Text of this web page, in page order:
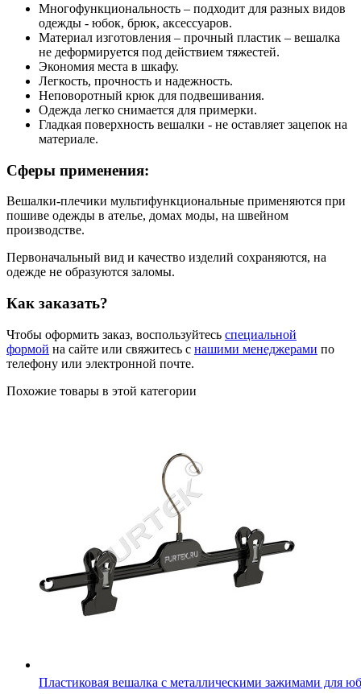
Многофункциональность – подходит для разных видов
одежды - юбок, брюк, аксессуаров.
Материал изготовления – прочный пластик – вешалка
не деформируется под действием тяжестей.
Экономия места в шкафу.
Легкость, прочность и надежность.
Неповоротный крюк для подвешивания.
Одежда легко снимается для примерки.
Гладкая поверхность вешалки - не оставляет зацепок на
материале.
Сферы применения:
Вешалки-плечики мультифункциональные применяются при
пошиве одежды в ателье, домах моды, на швейном
производстве.
Первоначальный вид и качество изделий сохраняются, на
одежде не образуются заломы.
Как заказать?
Чтобы оформить заказ, воспользуйтесь специальной
формой на сайте или свяжитесь с нашими менеджерами по
телефону или электронной почте.
Похожие товары в этой категории
Пластиковая вешалка с металлическими зажимами для